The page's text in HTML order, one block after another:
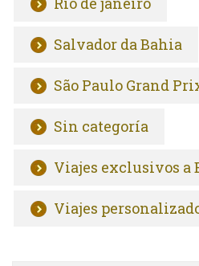
Salvador da Bahia
São Paulo Grand
Sin categoría
Viajes exclusivos a
Viajes